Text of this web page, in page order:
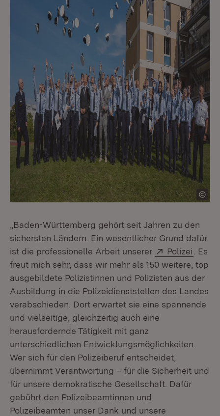
„Baden-Württemberg gehört seit Jahren zu den
sichersten Ländern. Ein wesentlicher Grund dafür
ist die professionelle Arbeit unserer
Extern:
Polizei
. Es
freut mich sehr, dass wir mehr als 150 weitere, top
ausgebildete Polizistinnen und Polizisten aus der
Ausbildung in die Polizeidienststellen des Landes
verabschieden. Dort erwartet sie eine spannende
und vielseitige, gleichzeitig auch eine
herausfordernde Tätigkeit mit ganz
unterschiedlichen Entwicklungsmöglichkeiten.
Wer sich für den Polizeiberuf entscheidet,
übernimmt Verantwortung – für die Sicherheit und
für unsere demokratische Gesellschaft. Dafür
gebührt den Polizeibeamtinnen und
Polizeibeamten unser Dank und unsere